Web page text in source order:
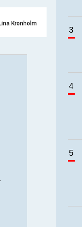
Kronholm